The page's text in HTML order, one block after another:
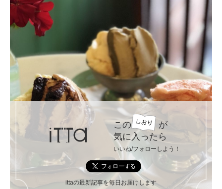
この
が
気に入ったら
いいね/フォローしよう！
ittaの最新記事を毎日お届けします